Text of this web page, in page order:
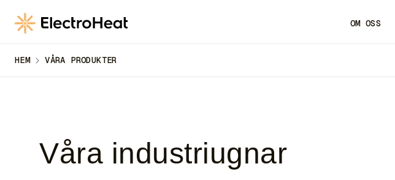
huvudinnehåll
OM OSS
HEM VÅRA PRODUKTER
Våra industriugnar